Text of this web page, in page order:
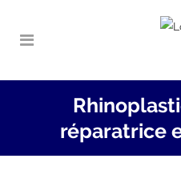
réparatrice